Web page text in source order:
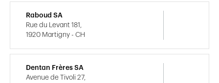
Raboud SA
Rue du Levant 181,
1920 Martigny - CH
Dentan Frères SA
Avenue de Tivoli 27,